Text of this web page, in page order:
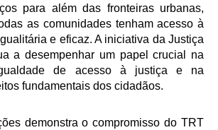
de Raça, Gênero e Diversidade
Justiça Itinerante
de Avaliação Documental
para além das fronteiras urbanas,
as comunidades tenham acesso à
e eficaz. A iniciativa da Justiça
a desempenhar um papel crucial na
de acesso à justiça e na
fundamentais dos cidadãos.
demonstra o compromisso do TRT